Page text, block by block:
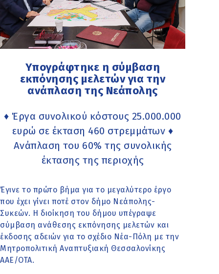
Υπογράφτηκε η σύμβαση
εκπόνησης μελετών για την
ανάπλαση της Νεάπολης
♦ Έργα συνολικού κόστους 25.000.000
ευρώ σε έκταση 460 στρεμμάτων ♦
Ανάπλαση του 60% της συνολικής
έκτασης της περιοχής
Έγινε το πρώτο βήμα για το μεγαλύτερο έργο
που έχει γίνει ποτέ στον δήμο Νεάπολης-
Συκεών. Η διοίκηση του δήμου υπέγραψε
σύμβαση ανάθεσης εκπόνησης μελετών και
έκδοσης αδειών για το σχέδιο Νέα-Πόλη με την
Μητροπολιτική Αναπτυξιακή Θεσσαλονίκης
ΑΑΕ/ΟΤΑ.